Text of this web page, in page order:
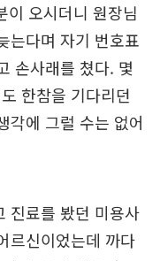
이 오시더니 원장님
는다며 자기 번호표
손사래를 쳤다. 몇
한참을 기다리던
각에 그럴 수는 없어
진료를 봤던 미용사
르신이었는데 까다